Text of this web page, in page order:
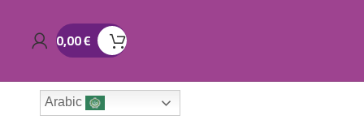
0,00€
Arabic